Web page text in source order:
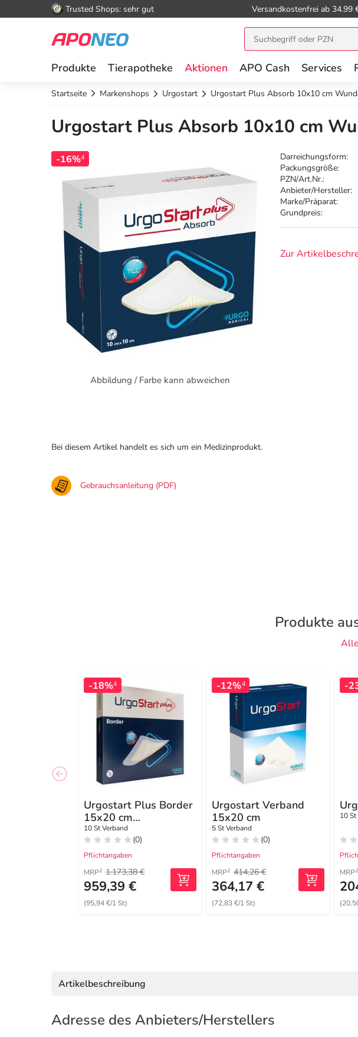
Trusted Shops: sehr gut Versandkostenfrei ab 34.99
Produkte Tierapotheke Aktionen APO Cash Services
Startseite Markenshops Urgostart Urgostart Plus Absorb 10x10 cm
Urgostart Plus Absorb 10x10 cm
-16%4
Abbildung / Farbe kann abweichen
Darreichungsform:
Packungsgröße:
PZN/Art.Nr.:
Anbieter/Hersteller:
Marke/Präparat:
Grundpreis:
Zur
Bei diesem Artikel handelt es sich um ein Medizinprodukt.
Gebrauchsanleitung (PDF)
Produkte
-18%4
Urgostart Plus Border
15x20 cm
Wundverband
10 St Verband
(0)
Pflichtangaben
MRP2 1.173,38 €
959,39 €
(95,94 €/1 St)
-12%4
Urgostart Verband
15x20 cm
5 St Verband
(0)
Pflichtangaben
MRP2 414,26 €
364,17 €
(72,83 €/1 St)
-
10
MRP2
Artikelbeschreibung
Adresse des Anbieters/Herstellers